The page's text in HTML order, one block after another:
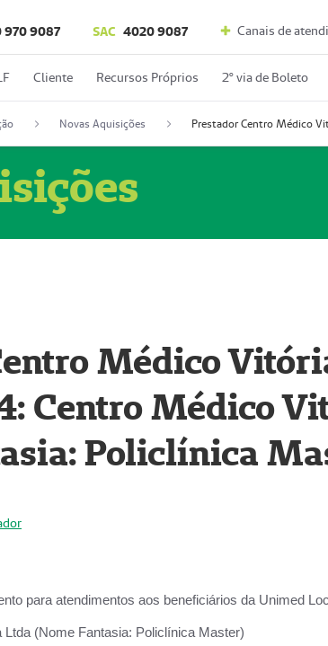
970 9087 SAC 4020 9087 Canais de
Cliente Recursos Próprios 2º via de Boleto
Novas Aquisições
Médico
Centro Médico
Policlínica
para atendimentos aos beneficiários da Unimed
Ltda (Nome Fantasia: Policlínica Master)